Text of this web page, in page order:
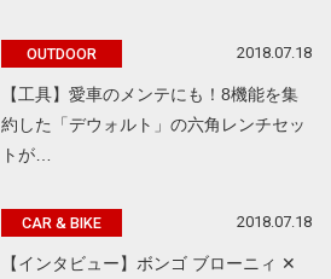
OUTDOOR 2018.07.18
【工具】愛車のメンテにも！8機能を集
約した「デウォルト」の六角レンチセッ
トが…
CAR & BIKE 2018.07.18
【インタビュー】ボンゴ ブローニィ ✕